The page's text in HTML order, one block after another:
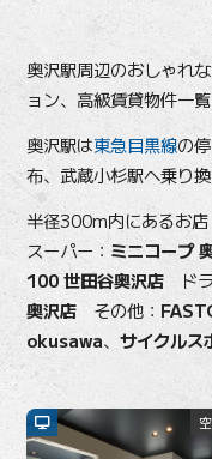
奥沢駅周辺のおしゃれ
ョン、高級賃貸物件一
奥沢駅は東急目黒線の
布、武蔵小杉駅へ乗り
半径300m内にあるお
スーパー： ミニコープ
100 世田谷奥沢店 ド
奥沢店 その他：
okusawa、サイクルス